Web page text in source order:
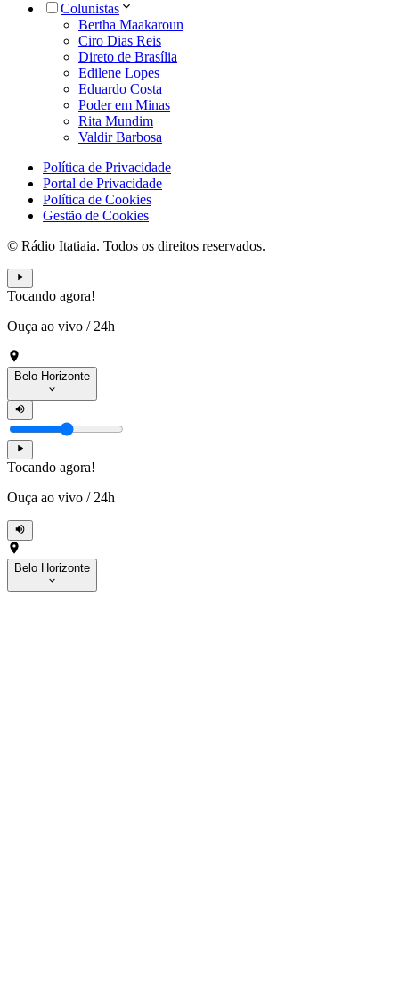
Colunistas
Bertha Maakaroun
Ciro Dias Reis
Direto de Brasília
Edilene Lopes
Eduardo Costa
Poder em Minas
Rita Mundim
Valdir Barbosa
Política de Privacidade
Portal de Privacidade
Política de Cookies
Gestão de Cookies
© Rádio Itatiaia. Todos os direitos reservados.
Tocando agora!
Ouça ao vivo / 24h
Belo Horizonte
Tocando agora!
Ouça ao vivo / 24h
Belo Horizonte